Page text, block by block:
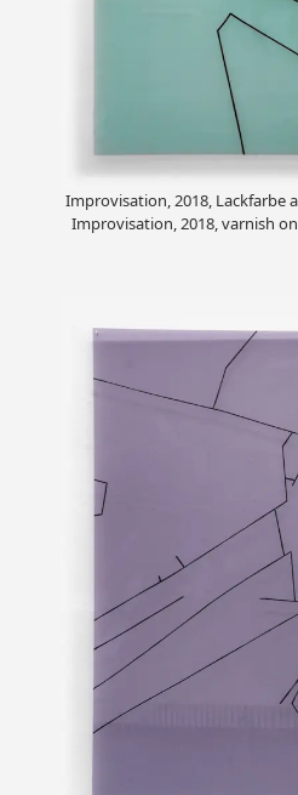
Improvisation, 2018, Lackfarbe
Improvisation, 2018, varnish